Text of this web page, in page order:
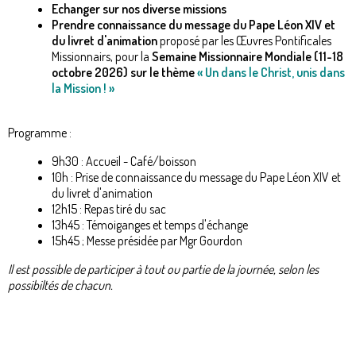
Echanger sur nos diverse missions
Prendre connaissance du message du Pape Léon XIV et
du livret d'animationproposé par les Œuvres Pontificales
Missionnairs, pour la Semaine Missionnaire Mondiale (11-18
octobre 2026) sur le thème« Un dans le Christ, unis dans
la Mission ! »
Programme :
9h30 : Accueil - Café/boisson
10h : Prise de connaissance du message du Pape Léon XIV et
du livret d'animation
12h15 : Repas tiré du sac
13h45 : Témoiganges et temps d'échange
15h45 ; Messe présidée par Mgr Gourdon
Il est possible de participer à tout ou partie de la journée, selon les
possibiltés de chacun.